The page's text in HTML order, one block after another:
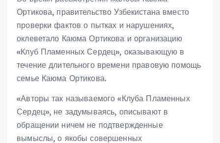
Ортикова, правительство Узбекистана вместо
проверки фактов о пытках и нарушениях,
оклеветало Каюма Ортикова и организацию
«Клуб Пламенных Сердец», оказывающую в
течение длительного времени правовую помощь
семье Каюма Ортикова.
«Авторы так называемого «Клуба Пламенных
Сердец», не задумываясь, описывают в
обращении ничем не подтвержденные
вымыслы, о якобы совершенных